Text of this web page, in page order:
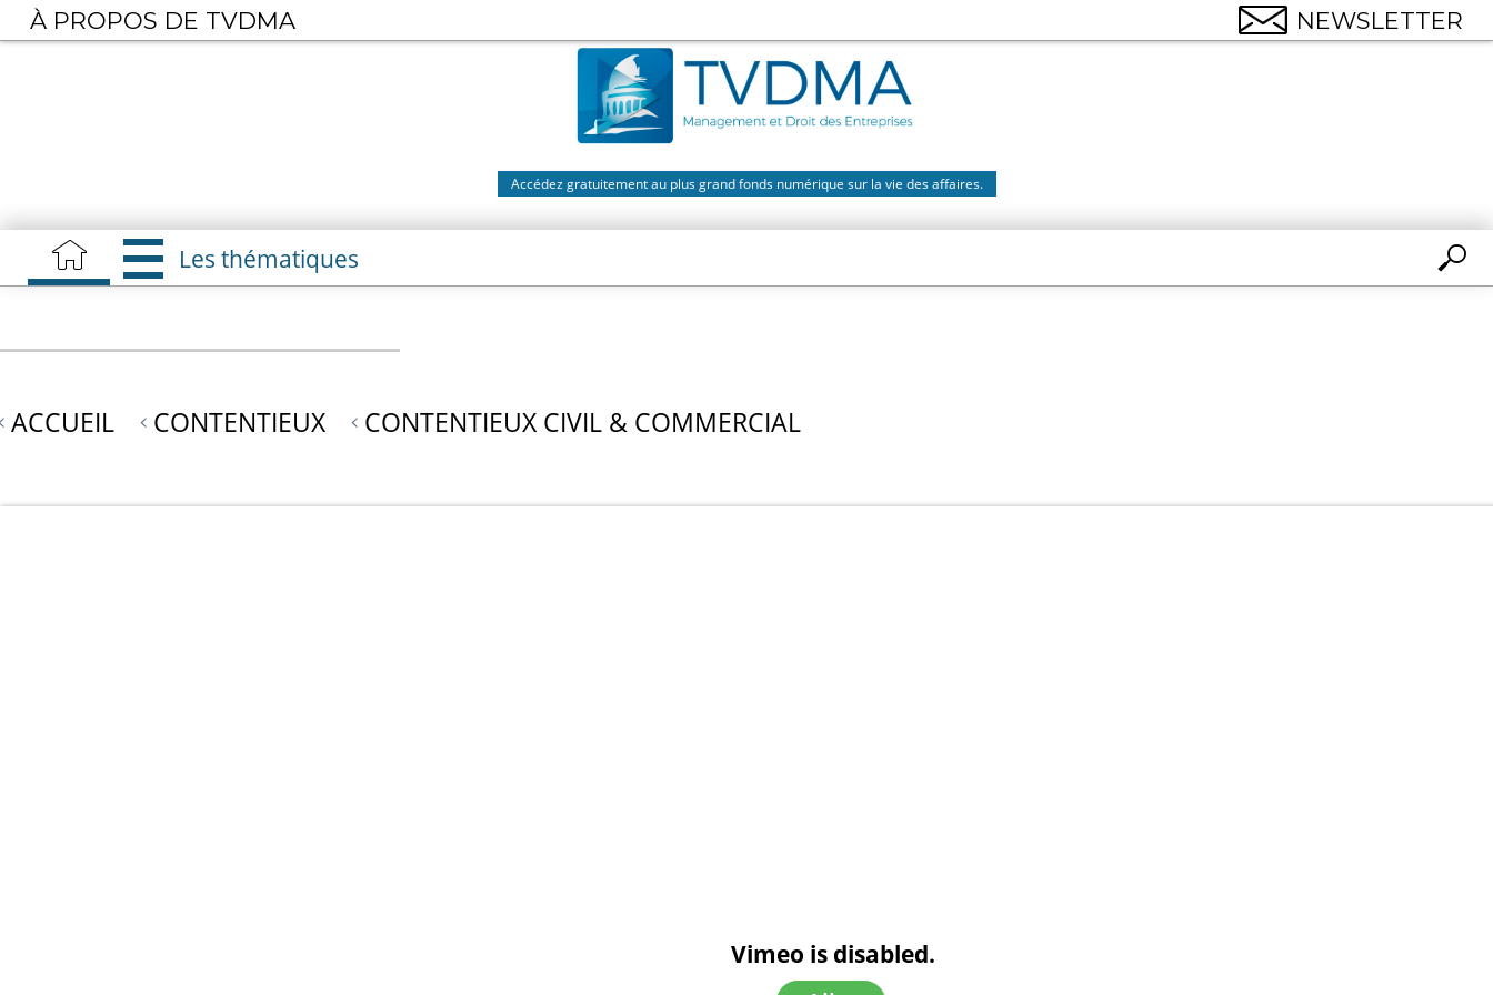
Aller
au
Accédez gratuitement au plus grand fonds numérique sur la vie des affaires.
Les thématiques
ACCUEIL CONTENTIEUX CONTENTIEUX CIVIL & COMMERCIAL
Vimeo is disabled.
À PROPOS DE TVDMA NEWSLETTER